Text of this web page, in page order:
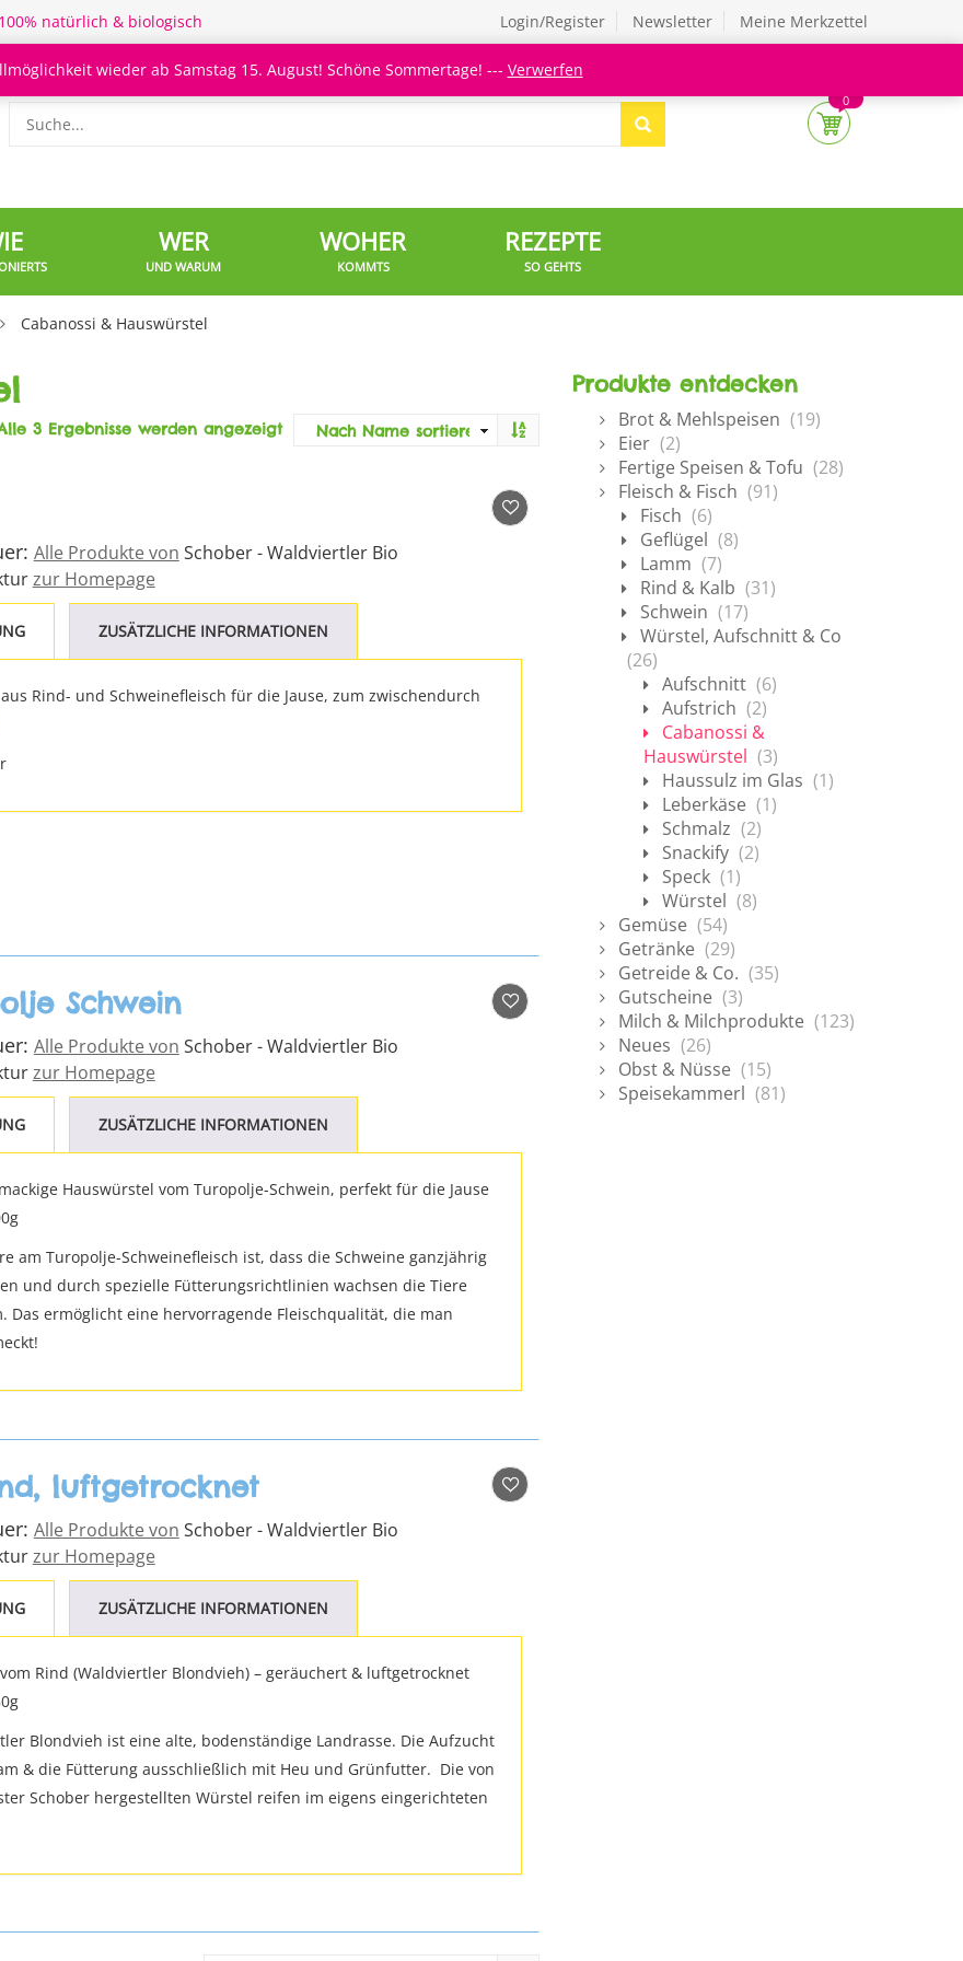
natürlich & biologisch Login/Register Newsletter Meine Merkzettel
0
WER
UND WARUM
WOHER
KOMMTS
REZEPTE
SO GEHTS
Cabanossi & Hauswürstel
3 Ergebnisse werden angezeigt
Alle Produkte von Schober - Waldviertler Bio
zur Homepage
ZUSÄTZLICHE INFORMATIONEN
Rind- und Schweinefleisch für die Jause, zum zwischendurch
Schwein
Alle Produkte von Schober - Waldviertler Bio
zur Homepage
ZUSÄTZLICHE INFORMATIONEN
Hauswürstel vom Turopolje-Schwein, perfekt für die Jause
am Turopolje-Schweinefleisch ist, dass die Schweine ganzjährig
und durch spezielle Fütterungsrichtlinien wachsen die Tiere
Das ermöglicht eine hervorragende Fleischqualität, die man
luftgetrocknet
Alle Produkte von Schober - Waldviertler Bio
zur Homepage
ZUSÄTZLICHE INFORMATIONEN
Rind (Waldviertler Blondvieh) – geräuchert & luftgetrocknet
Blondvieh ist eine alte, bodenständige Landrasse. Die Aufzucht
& die Fütterung ausschließlich mit Heu und Grünfutter. Die von
Schober hergestellten Würstel reifen im eigens eingerichteten
Produkte entdecken
Brot & Mehlspeisen (19)
Eier (2)
Fertige Speisen & Tofu (28)
Fleisch & Fisch (91)
Fisch (6)
Geflügel (8)
Lamm (7)
Rind & Kalb (31)
Schwein (17)
Würstel, Aufschnitt & Co
(26)
Aufschnitt (6)
Aufstrich (2)
Cabanossi &
Hauswürstel (3)
Haussulz im Glas (1)
Leberkäse (1)
Schmalz (2)
Snackify (2)
Speck (1)
Würstel (8)
Gemüse (54)
Getränke (29)
Getreide & Co. (35)
Gutscheine (3)
Milch & Milchprodukte (123)
Neues (26)
Obst & Nüsse (15)
Speisekammerl (81)
wieder ab Samstag 15. August! Schöne Sommertage! --- Verwerfen